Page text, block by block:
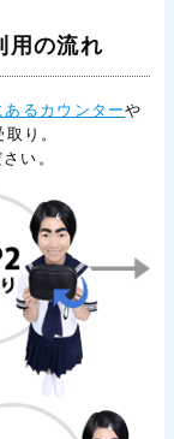
用の流れ
あるカウンターや
り。
い。